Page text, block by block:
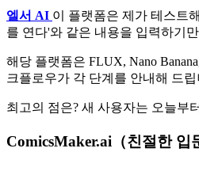
엘서 AI 이 플랫폼은 제가 테스트
를 연다'와 같은 내용을 입력하기
해당 플랫폼은 FLUX, Nano
크플로우가 각 단계를 안내해 드립
최고의 점은? 새 사용자는 오늘부
ComicsMaker.ai（친절한 입